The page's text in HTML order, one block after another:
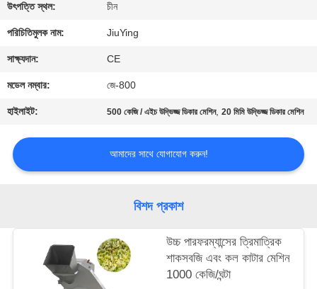
গুণমান
নিয়ন্ত্রণ
আমাদের
যোগাযোগ
উৎপত্তি স্থল: চীন
পরিচিতিমুলক নাম: JiuYing
সাক্ষ্যদান: CE
মডেল নম্বার: জে-800
হাইলাইট: 500 কেজি / এইচ উদ্ভিজ্জ ডিকার মেশিন,20 মিমি উদ্ভিজ্জ ডিকার মেশিন
আমাদের সাথে যোগাযোগ করুন!
বিশদ প্রকাশ
উচ্চ পারফরম্যান্সের ত্রিমাত্রিক
শাকসবজি এবং কল কাটার মেশিন
1000 কেজি/ঘন্টা